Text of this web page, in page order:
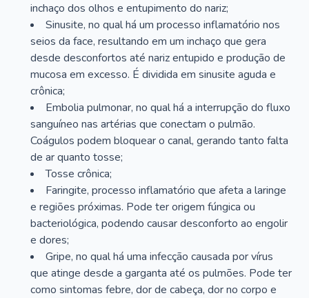
inchaço dos olhos e entupimento do nariz;
Sinusite, no qual há um processo inflamatório nos
seios da face, resultando em um inchaço que gera
desde desconfortos até nariz entupido e produção de
mucosa em excesso. É dividida em sinusite aguda e
crônica;
Embolia pulmonar, no qual há a interrupção do fluxo
sanguíneo nas artérias que conectam o pulmão.
Coágulos podem bloquear o canal, gerando tanto falta
de ar quanto tosse;
Tosse crônica;
Faringite, processo inflamatório que afeta a laringe
e regiões próximas. Pode ter origem fúngica ou
bacteriológica, podendo causar desconforto ao engolir
e dores;
Gripe, no qual há uma infecção causada por vírus
que atinge desde a garganta até os pulmões. Pode ter
como sintomas febre, dor de cabeça, dor no corpo e